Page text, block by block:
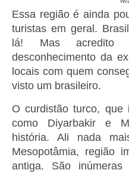
Essa região é ainda
turistas em geral.
lá! Mas
desconhecimento da
locais com quem
visto um brasileiro.
O curdistão turco, que
como Diyarbakir e
história. Ali nada
Mesopotâmia, região
antiga. São